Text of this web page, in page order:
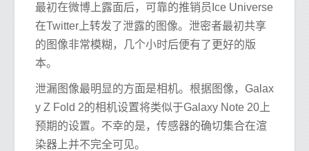
最初在微博上露面后，可靠的推销员Ice Universe
在Twitter上转发了泄露的图像。泄密者最初共享
的图像非常模糊，几个小时后便有了更好的版
本。
泄漏图像最明显的方面是相机。根据图像，Galax
y Z Fold 2的相机设置将类似于Galaxy Note 20上
预期的设置。不幸的是，传感器的确切集合在渲
染器上并不完全可见。